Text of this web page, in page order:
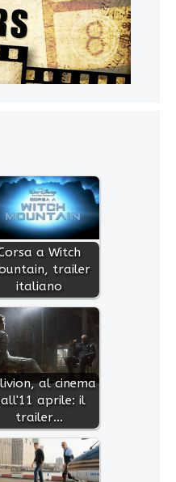
a Witch
trailer
italiano
al cinema
aprile: il
trailer…